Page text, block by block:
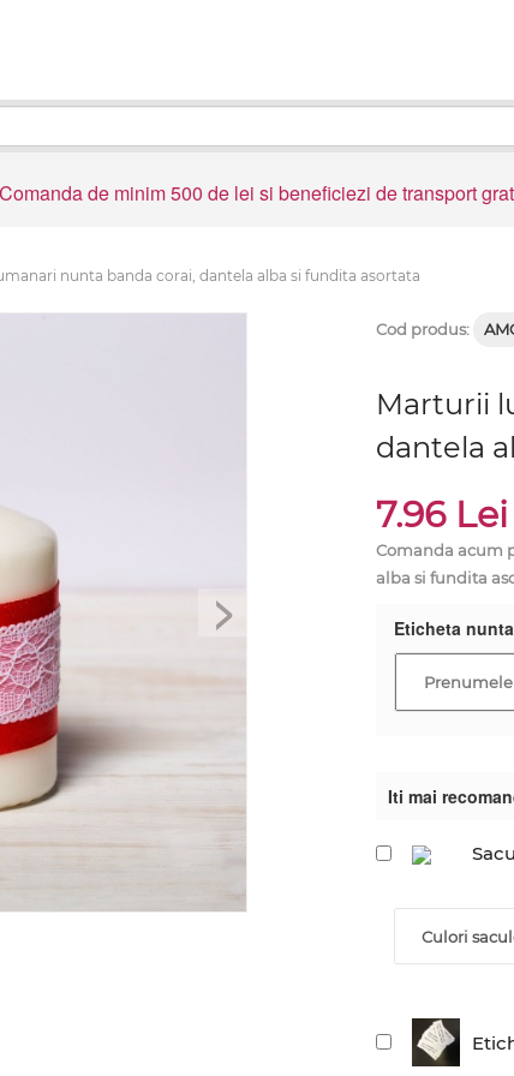
Comanda de minim 500 de lei si beneficiezi de transport
nunta banda corai, dantela alba si fundita asortata
>
Cod produs:
Marturii
dantela
7.96 Lei
Comanda acum
alba si fundita
Eticheta nunta
Iti mai
Culori